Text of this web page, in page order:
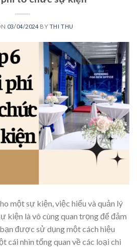
03/04/2024 BY THI THU
một sự kiện, việc hiểu và quản lý
kiện là vô cùng quan trọng để đảm
được sử dụng một cách hiệu
cái nhìn tổng quan về các loại chi